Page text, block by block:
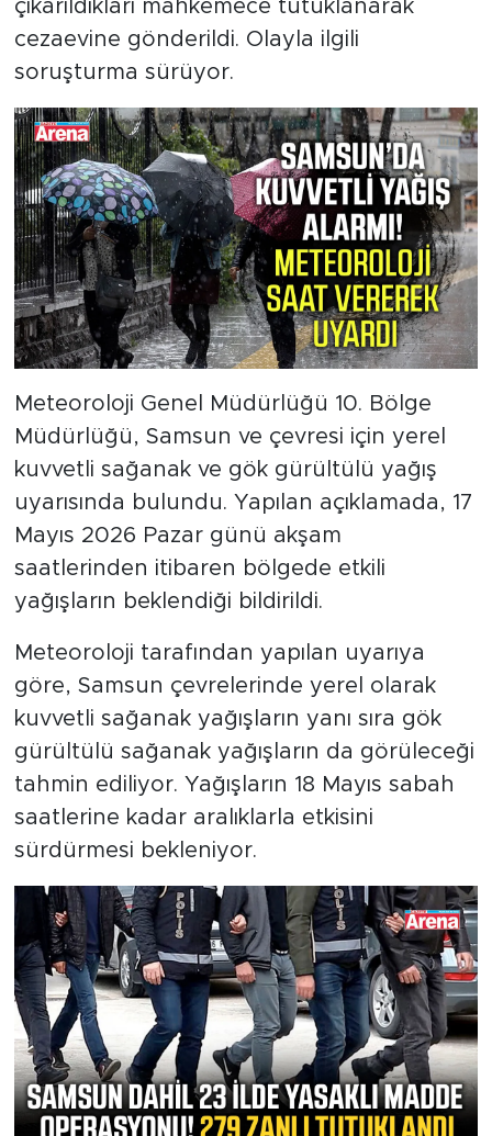
çıkarıldıkları mahkemece tutuklanarak
cezaevine gönderildi. Olayla ilgili
soruşturma sürüyor.
Meteoroloji Genel Müdürlüğü 10. Bölge
Müdürlüğü, Samsun ve çevresi için yerel
kuvvetli sağanak ve gök gürültülü yağış
uyarısında bulundu. Yapılan açıklamada, 17
Mayıs 2026 Pazar günü akşam
saatlerinden itibaren bölgede etkili
yağışların beklendiği bildirildi.
Meteoroloji tarafından yapılan uyarıya
göre, Samsun çevrelerinde yerel olarak
kuvvetli sağanak yağışların yanı sıra gök
gürültülü sağanak yağışların da görüleceği
tahmin ediliyor. Yağışların 18 Mayıs sabah
saatlerine kadar aralıklarla etkisini
sürdürmesi bekleniyor.